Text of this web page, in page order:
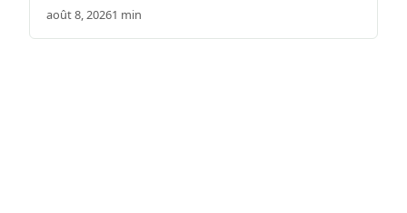
août 8, 20261 min